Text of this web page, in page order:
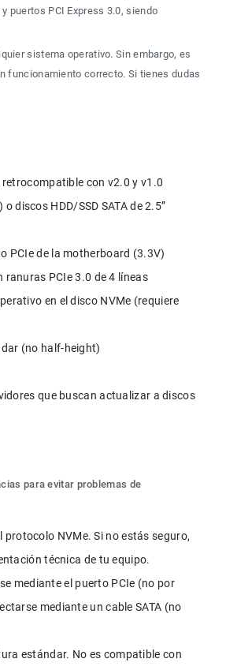
puertos PCI Express 3.0, siendo
sistema operativo. Sin embargo, es
funcionamiento correcto. Si tienes dudas
con v2.0 y v1.0
discos HDD/SSD SATA de 2.5”
PCIe de la motherboard (3.3V)
ranuras PCIe 3.0 de 4 líneas
en el disco NVMe (requiere
(no half-height)
que buscan actualizar a discos
para evitar problemas de
protocolo NVMe. Si no estás seguro,
técnica de tu equipo.
mediante el puerto PCIe (no por
mediante un cable SATA (no
estándar. No es compatible con